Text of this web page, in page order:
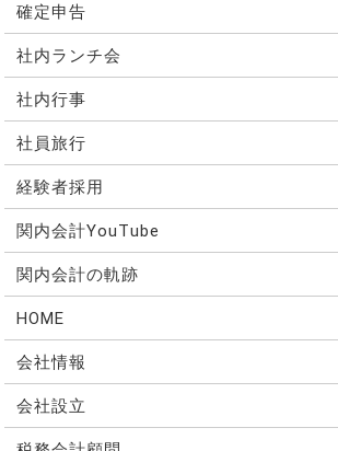
確定申告
社内ランチ会
社内行事
社員旅行
経験者採用
関内会計YouTube
関内会計の軌跡
HOME
会社情報
会社設立